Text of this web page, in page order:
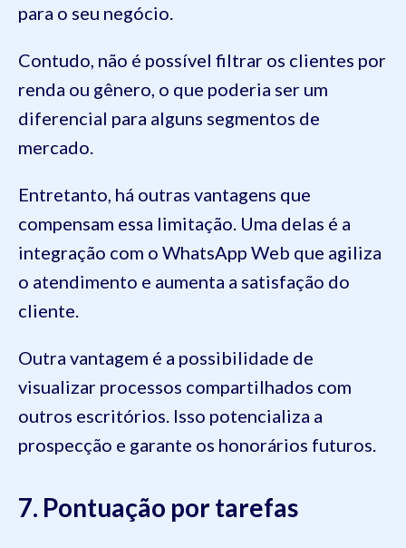
para o seu negócio.
Contudo, não é possível filtrar os clientes por
renda ou gênero, o que poderia ser um
diferencial para alguns segmentos de
mercado.
Entretanto, há outras vantagens que
compensam essa limitação. Uma delas é a
integração com o WhatsApp Web que agiliza
o atendimento e aumenta a satisfação do
cliente.
Outra vantagem é a possibilidade de
visualizar processos compartilhados com
outros escritórios. Isso potencializa a
prospecção e garante os honorários futuros.
7. Pontuação por tarefas